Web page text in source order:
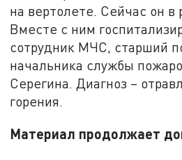
на вертолете. Сейчас он в
Вместе с ним
сотрудник МЧС, старший
начальника службы
Серегина. Диагноз –
горения.
Материал продолжает